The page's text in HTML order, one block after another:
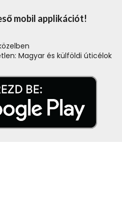
mobil applikációt!
Magyar és külföldi úticélok